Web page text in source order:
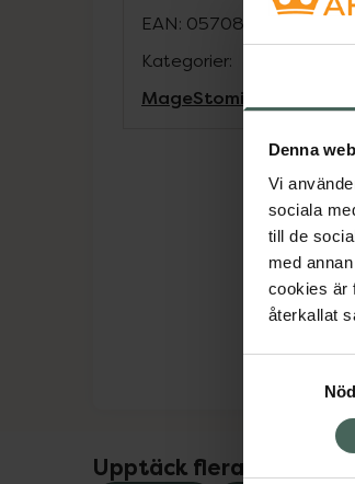
Denna
Vi
sociala
till de
med
cookies är
återkallat
EAN: 05708932912358
Kategorier:
MageStomi
Upptäck flera produkter